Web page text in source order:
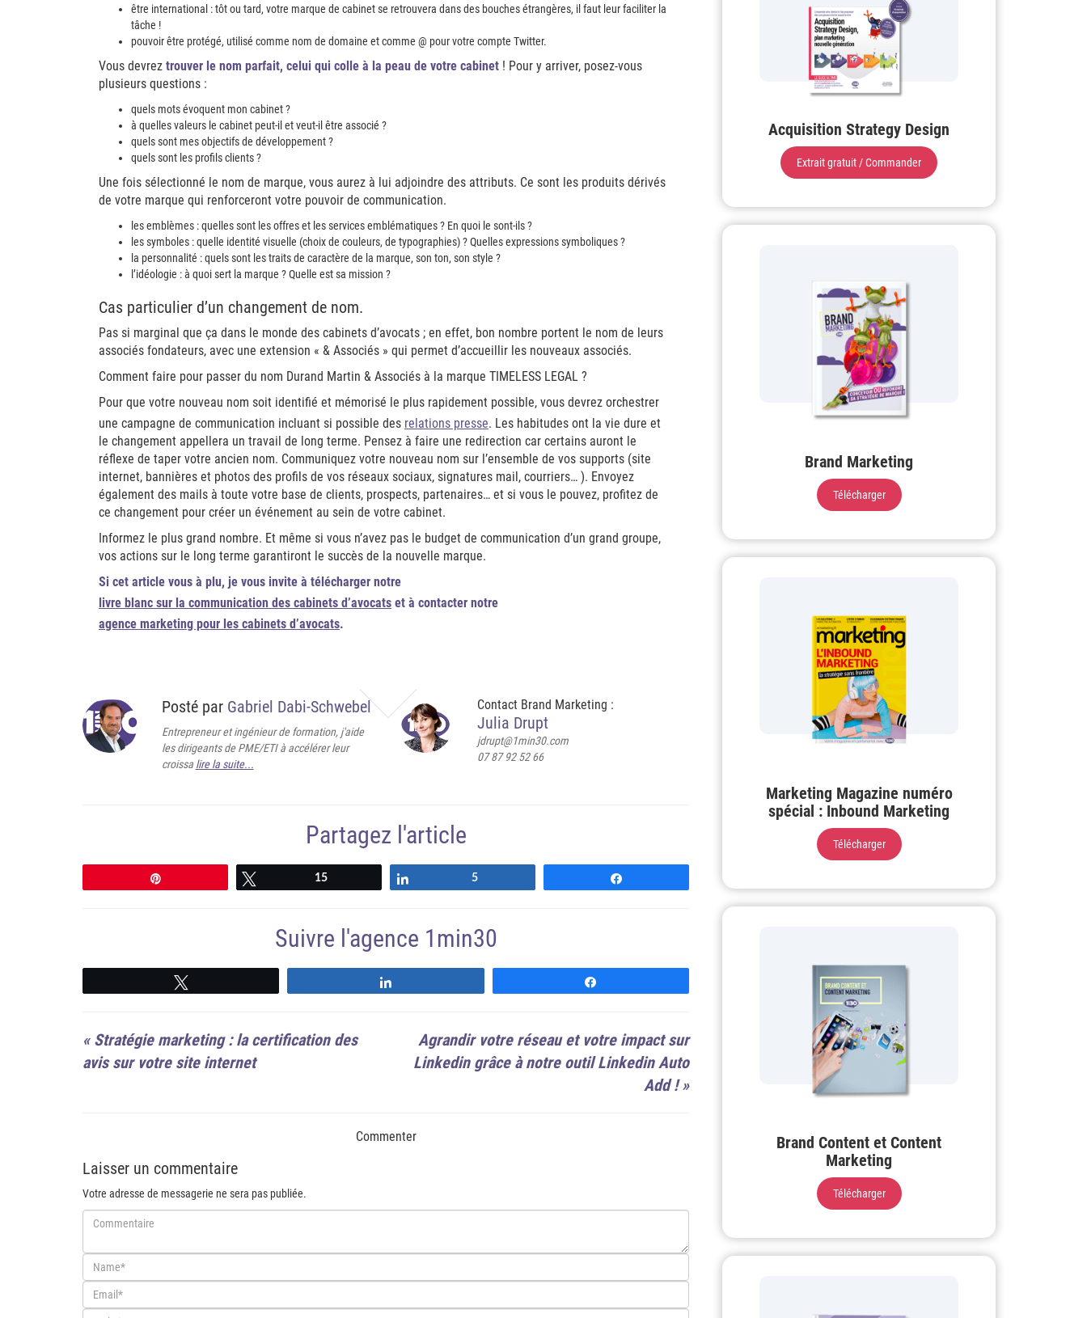
être international : tôt ou tard, votre marque de cabinet se retrouvera dans des bouches étrangères, il faut leur faciliter la
tâche !
pouvoir être protégé, utilisé comme nom de domaine et comme @ pour votre compte Twitter.
Vous devrez trouver le nom parfait, celui qui colle à la peau de votre cabinet ! Pour y arriver, posez-vous
plusieurs questions :
quels mots évoquent mon cabinet ?
à quelles valeurs le cabinet peut-il et veut-il être associé ?
quels sont mes objectifs de développement ?
quels sont les profils clients ?
Une fois sélectionné le nom de marque, vous aurez à lui adjoindre des attributs. Ce sont les produits dérivés
de votre marque qui renforceront votre pouvoir de communication.
les emblèmes : quelles sont les offres et les services emblématiques ? En quoi le sont-ils ?
les symboles : quelle identité visuelle (choix de couleurs, de typographies) ? Quelles expressions symboliques ?
la personnalité : quels sont les traits de caractère de la marque, son ton, son style ?
l’idéologie : à quoi sert la marque ? Quelle est sa mission ?
Cas particulier d’un changement de nom.
Pas si marginal que ça dans le monde des cabinets d’avocats ; en effet, bon nombre portent le nom de leurs
associés fondateurs, avec une extension « & Associés » qui permet d’accueillir les nouveaux associés.
Comment faire pour passer du nom Durand Martin & Associés à la marque TIMELESS LEGAL ?
Pour que votre nouveau nom soit identifié et mémorisé le plus rapidement possible, vous devrez orchestrer
une campagne de communication incluant si possible des relations presse. Les habitudes ont la vie dure et
le changement appellera un travail de long terme. Pensez à faire une redirection car certains auront le
réflexe de taper votre ancien nom. Communiquez votre nouveau nom sur l’ensemble de vos supports (site
internet, bannières et photos des profils de vos réseaux sociaux, signatures mail, courriers… ). Envoyez
également des mails à toute votre base de clients, prospects, partenaires… et si vous le pouvez, profitez de
ce changement pour créer un événement au sein de votre cabinet.
Informez le plus grand nombre. Et même si vous n’avez pas le budget de communication d’un grand groupe,
vos actions sur le long terme garantiront le succès de la nouvelle marque.
Si cet article vous à plu, je vous invite à télécharger notre
livre blanc sur la communication des cabinets d’avocats et à contacter notre
agence marketing pour les cabinets d’avocats.
Posté par Gabriel Dabi-Schwebel
Entrepreneur et ingénieur de formation, j'aide
les dirigeants de PME/ETI à accélérer leur
croissa lire la suite...
Contact Brand Marketing :
Julia Drupt
jdrupt@1min30.com
07 87 92 52 66
Partagez l'article
15 5
Suivre l'agence 1min30
« Stratégie marketing : la certification des
avis sur votre site internet
Agrandir votre réseau et votre impact sur
Linkedin grâce à notre outil Linkedin Auto
Add !»
Commenter
Laisser un commentaire
Votre adresse de messagerie ne sera pas publiée.
Acquisition Strategy Design
Extrait gratuit / Commander
Brand Marketing
Télécharger
Marketing Magazine numéro
spécial : Inbound Marketing
Télécharger
Brand Content et Content
Marketing
Télécharger